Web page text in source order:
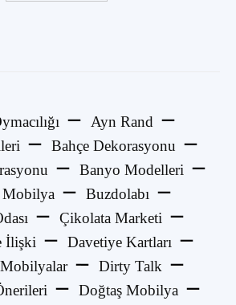
Ayn Rand
Bahçe Dekorasyonu
Banyo Modelleri
Mobilya
Buzdolabı
Çikolata Marketi
İlişki
Davetiye Kartları
Dirty Talk
Doğtaş Mobilya